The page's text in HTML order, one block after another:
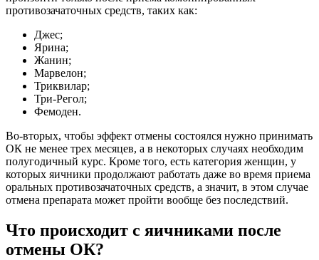
противозачаточных средств, таких как:
Джес;
Ярина;
Жанин;
Марвелон;
Триквилар;
Три-Регол;
Фемоден.
Во-вторых, чтобы эффект отмены состоялся нужно принимать
ОК не менее трех месяцев, а в некоторых случаях необходим
полугодичный курс. Кроме того, есть категория женщин, у
которых яичники продолжают работать даже во время приема
оральных противозачаточных средств, а значит, в этом случае
отмена препарата может пройти вообще без последствий.
Что происходит с яичниками после
отмены ОК?